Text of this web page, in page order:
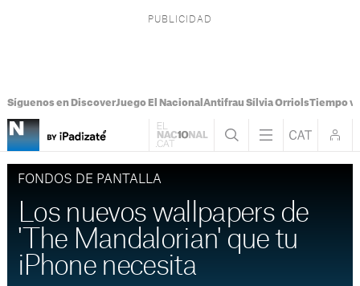
Síguenos en DiscoverJuego El Nacional Antifrau Sílvia OrriolsTiempo
FONDOS DE PANTALLA
Los nuevos wallpapers de
'The Mandalorian' que tu
iPhone necesita